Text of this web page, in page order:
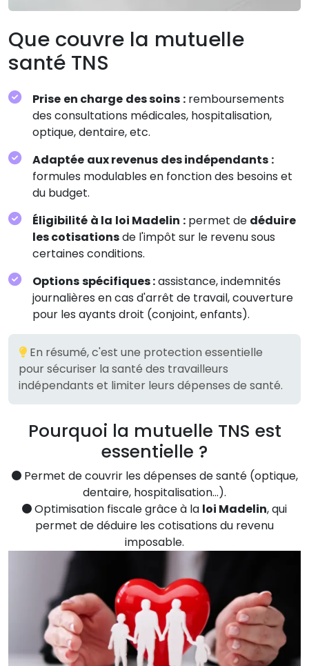
Que couvre la mutuelle
santé TNS
Prise en charge des soins :remboursements
des consultations médicales, hospitalisation,
optique, dentaire, etc.
Adaptée aux revenus des indépendants :
formules modulables en fonction des besoins et
du budget.
Éligibilité à la loi Madelin :permet de déduire
les cotisationsde l'impôt sur le revenu sous
certaines conditions.
Options spécifiques :assistance, indemnités
journalières en cas d'arrêt de travail, couverture
pour les ayants droit (conjoint, enfants).
En résumé, c'est une protection essentielle
pour sécuriser la santé des travailleurs
indépendants et limiter leurs dépenses de santé.
Pourquoi la mutuelle TNS est
essentielle ?
Permet de couvrir les dépenses de santé (optique,
dentaire, hospitalisation…).
Optimisation fiscale grâce à la loi Madelin, qui
permet de déduire les cotisations du revenu
imposable.